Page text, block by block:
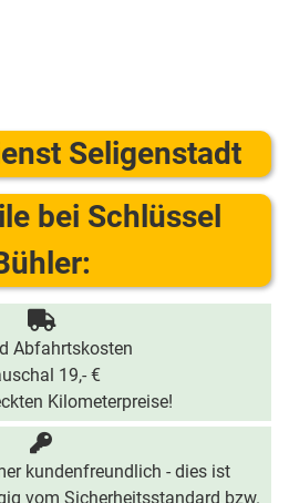
Seligenstadt
bei Schlüssel
Abfahrtskosten
19,- €
Kilometerpreise!
kundenfreundlich - dies ist
vom Sicherheitsstandard bzw.